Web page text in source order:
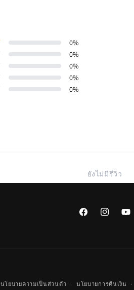
0%
0%
0%
0%
0%
ยังไม่มีรีวิว
FacebookInstagram
นโยบายความเป็นส่วนตัว นโยบายการคืนเงิน